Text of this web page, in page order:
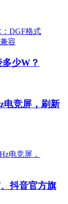
少W？
电竞屏，刷新
抖音官方旗